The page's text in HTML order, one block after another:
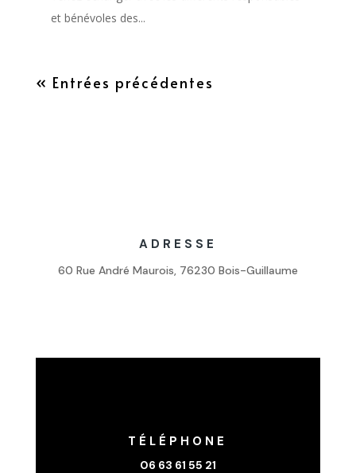
et bénévoles des...
« Entrées précédentes
ADRESSE
60 Rue André Maurois, 76230 Bois-Guillaume
TÉLÉPHONE
06 63 61 55 21